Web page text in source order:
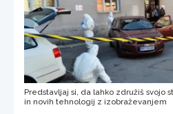
Predstavljaj si, da lahko združiš svojo
in novih tehnologij z izobraževanjem